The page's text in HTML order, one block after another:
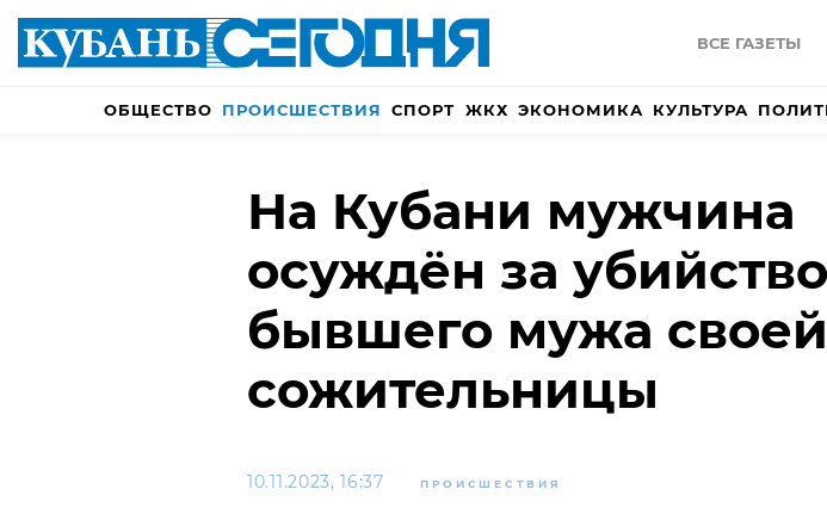
ВСЕ ГАЗЕТЫ
ОБЩЕСТВО ПРОИСШЕСТВИЯ СПОРТ ЖКХ ЭКОНОМИКА КУЛЬТУРА
На Кубани мужчина
осуждён за убийство
бывшего мужа своей
сожительницы
10.11.2023, 16:37 ПРОИСШЕСТВИЯ